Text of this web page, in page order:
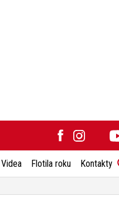
Videa Flotila roku Kontakty